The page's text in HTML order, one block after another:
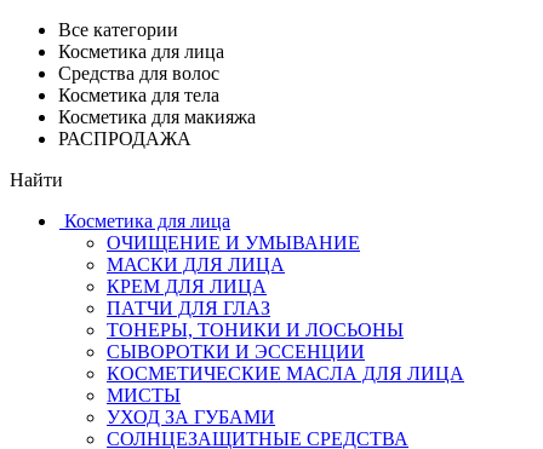
Все категории
Косметика для лица
Средства для волос
Косметика для тела
Косметика для макияжа
РАСПРОДАЖА
Найти
Косметика для лица
ОЧИЩЕНИЕ И УМЫВАНИЕ
МАСКИ ДЛЯ ЛИЦА
КРЕМ ДЛЯ ЛИЦА
ПАТЧИ ДЛЯ ГЛАЗ
ТОНЕРЫ, ТОНИКИ И ЛОСЬОНЫ
СЫВОРОТКИ И ЭССЕНЦИИ
КОСМЕТИЧЕСКИЕ МАСЛА ДЛЯ ЛИЦА
МИСТЫ
УХОД ЗА ГУБАМИ
СОЛНЦЕЗАЩИТНЫЕ СРЕДСТВА